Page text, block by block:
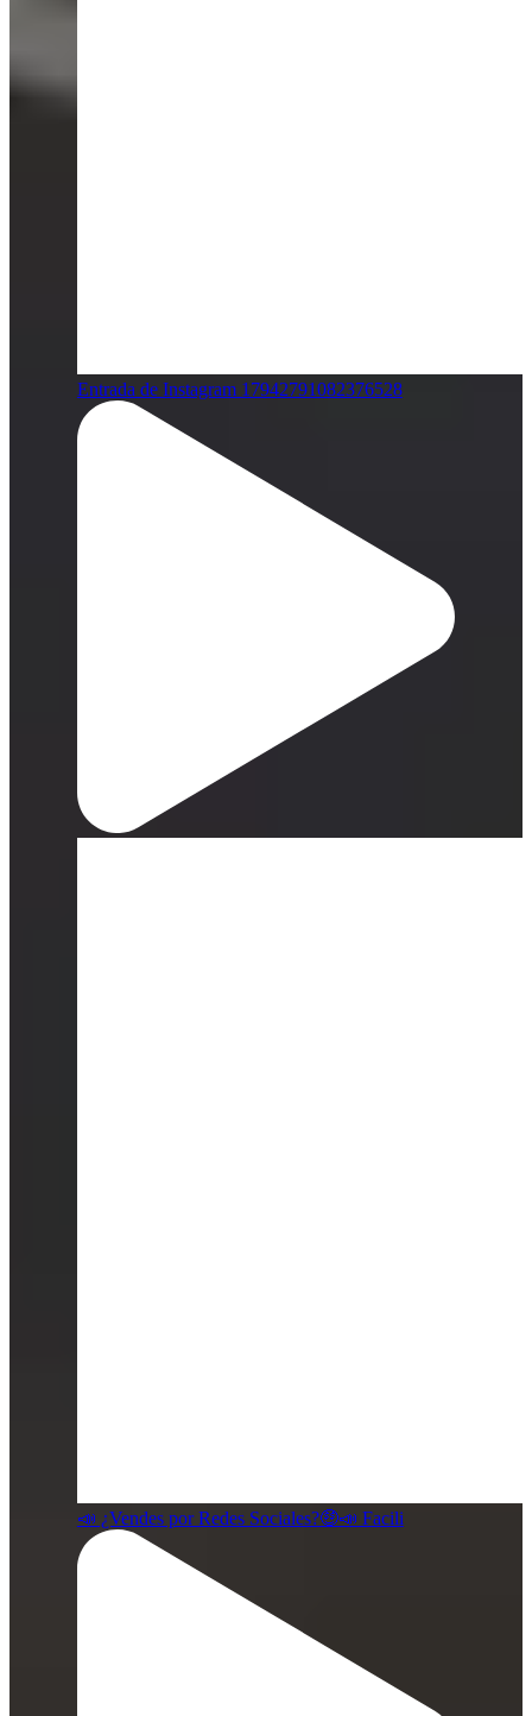
Entrada de Instagram 17942791082376528
📣 ¿Vendes por Redes Sociales?🤑📣 Facili